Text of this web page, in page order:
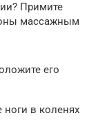
Примите
массажным
его
ноги в коленях